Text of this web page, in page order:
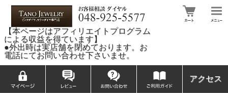
【本ページはアフィリエイトプログラム
による収益を得ています】
●外出時は実店舗を閉めております。お
電話にてお問い合わせ下さいませ。
アクセス